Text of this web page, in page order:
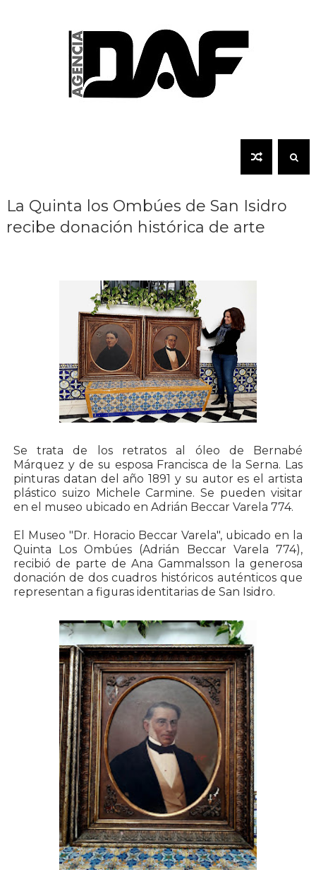
La Quinta los Ombúes de San Isidro
recibe donación histórica de arte
Se trata de los retratos al óleo de Bernabé
Márquez y de su esposa Francisca de la Serna. Las
pinturas datan del año 1891 y su autor es el artista
plástico suizo Michele Carmine. Se pueden visitar
en el museo ubicado en Adrián Beccar Varela 774.
El Museo "Dr. Horacio Beccar Varela", ubicado en la
Quinta Los Ombúes (Adrián Beccar Varela 774),
recibió de parte de Ana Gammalsson la generosa
donación de dos cuadros históricos auténticos que
representan a figuras identitarias de San Isidro.